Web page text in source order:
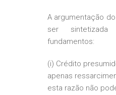
A argumentação
ser sintetizada
fundamentos:
(i) Crédito
apenas
esta razão não